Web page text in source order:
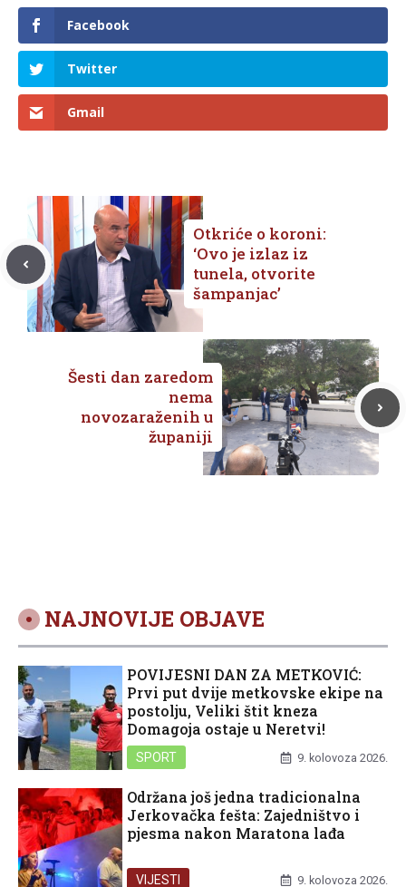
Facebook
Twitter
Gmail
Otkriće o koroni:
‘Ovo je izlaz iz
tunela, otvorite
šampanjac’
Šesti dan zaredom
nema
novozaraženih u
županiji
NAJNOVIJE OBJAVE
POVIJESNI DAN ZA METKOVIĆ:
Prvi put dvije metkovske ekipe na
postolju, Veliki štit kneza
Domagoja ostaje u Neretvi!
SPORT 9. kolovoza 2026.
Održana još jedna tradicionalna
Jerkovačka fešta: Zajedništvo i
pjesma nakon Maratona lađa
VIJESTI 9. kolovoza 2026.